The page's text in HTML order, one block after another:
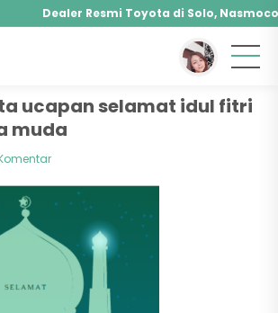
Dealer Resmi Toyota di Solo, Nasmoco
Agya, Calya, Fortuner, Rush, Sienta, Yaris,
Hybrid, Yaris Cross Hybrid, Alphard Hybrid
are here :Beranda/ Attachment
ucapan selamat idul fitri
muda